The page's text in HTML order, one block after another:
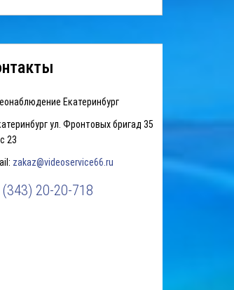
Екатеринбург
ул. Фронтовых бригад 35
23
zakaz@videoservice66.ru
20-20-718